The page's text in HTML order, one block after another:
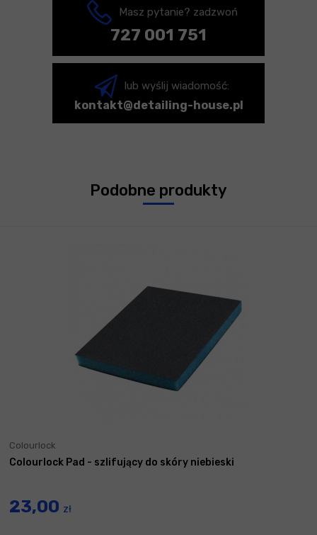
Masz pytanie? zadzwoń
727 001 751
lub wyślij wiadomość:
kontakt@detailing-house.pl
Podobne produkty
Colourlock
Colourlock Pad - szlifujący do skóry niebieski
23,00 zł